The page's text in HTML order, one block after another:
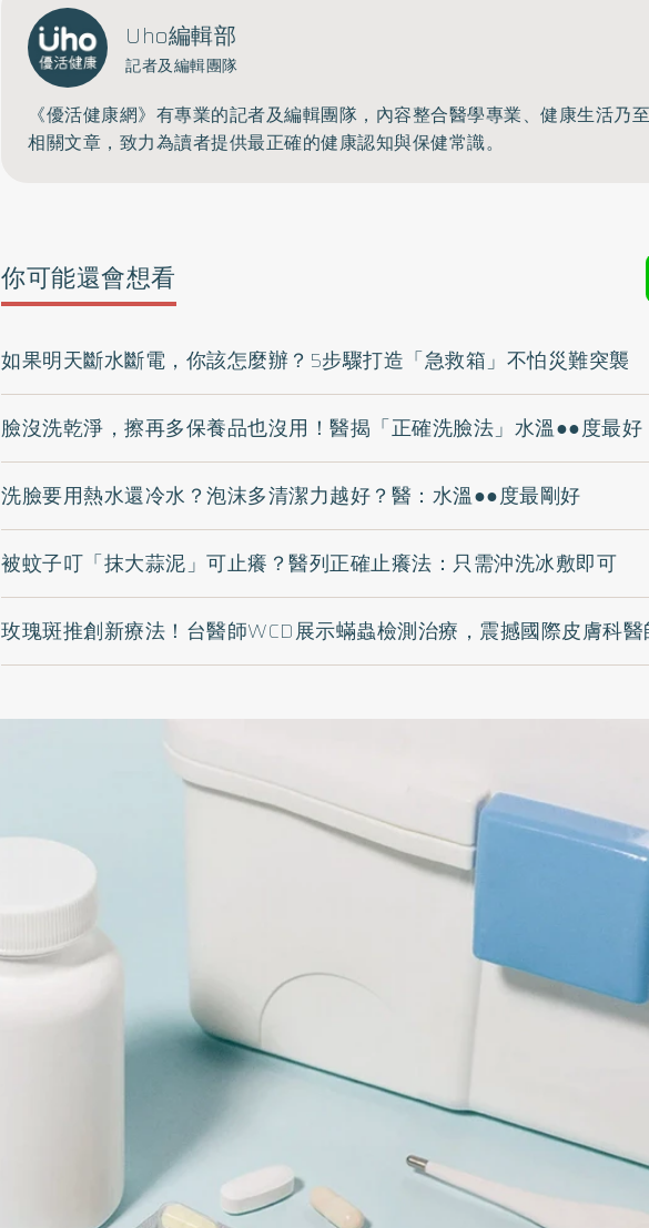
Uho編輯部
記者及編輯團隊
《優活健康網》有專業的記者及編輯團隊，內容整合醫學專業、健康生活乃
相關文章，致力為讀者提供最正確的健康認知與保健常識。
你可能還會想看
如果明天斷水斷電，你該怎麼辦？5步驟打造「急救箱」不怕災難突襲
臉沒洗乾淨，擦再多保養品也沒用！醫揭「正確洗臉法」水溫●●度最好
洗臉要用熱水還冷水？泡沫多清潔力越好？醫：水溫●●度最剛好
被蚊子叮「抹大蒜泥」可止癢？醫列正確止癢法：只需沖洗冰敷即可
玫瑰斑推創新療法！台醫師WCD展示蟎蟲檢測治療，震撼國際皮膚科